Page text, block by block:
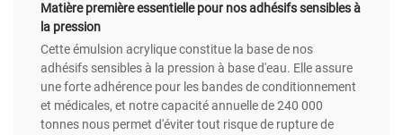
Matière première essentielle pour nos adhésifs sensibles à
la pression
Cette émulsion acrylique constitue la base de nos
adhésifs sensibles à la pression à base d'eau. Elle assure
une forte adhérence pour les bandes de conditionnement
et médicales, et notre capacité annuelle de 240 000
tonnes nous permet d'éviter tout risque de rupture de